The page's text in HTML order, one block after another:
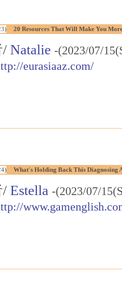
20 Resources That Will Make You
/ Natalie -(2023/07/
eurasiaaz.com/
What's Holding Back This Diagnosing
/ Estella -(2023/07/